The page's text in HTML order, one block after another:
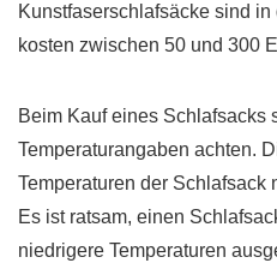
Kunstfaserschlafsäcke sind
kosten zwischen 50 und 300
Beim Kauf eines Schlafsacks
Temperaturangaben achten.
Temperaturen der Schlafsack
Es ist ratsam, einen
niedrigere Temperaturen